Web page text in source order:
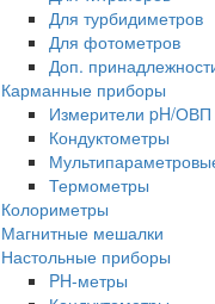
Для турбидиметров
Для фотометров
Доп.
Карманные приборы
Измерители pH/ОВП
Кондуктометры
Термометры
Колориметры
Магнитные мешалки
Настольные приборы
PH-метры